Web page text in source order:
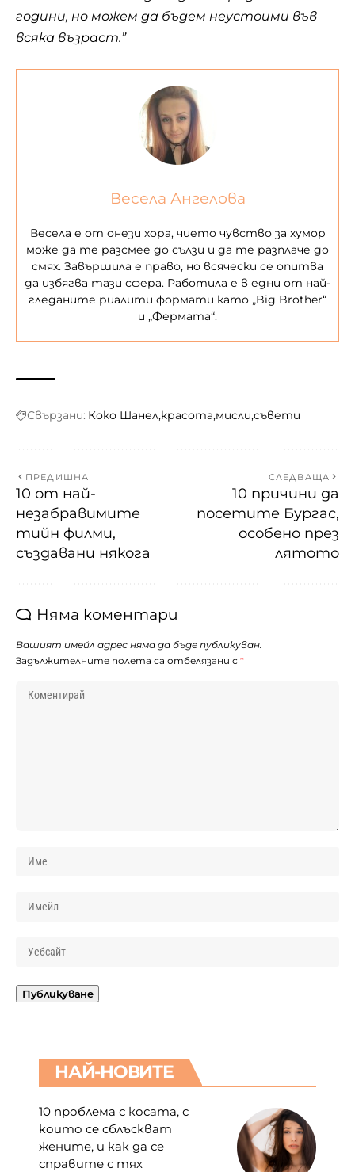
години, но можем да бъдем неустоими във
всяка възраст.”
Весела Ангелова
Весела е от онези хора, чието чувство за хумор
може да те разсмее до сълзи и да те разплаче до
смях. Завършила е право, но всячески се опитва
да избягва тази сфера. Работила е в едни от най-
гледаните риалити формати като „Big Brother“
и „Фермата“.
Свързани: Коко Шанел красота мисли съвети
ПРЕДИШНА
10 от най-
незабравимите
тийн филми,
създавани някога
СЛЕДВАЩА
10 причини да
посетите Бургас,
особено през
лятото
Няма коментари
Вашият имейл адрес няма да бъде публикуван.
Задължителните полета са отбелязани с *
НАЙ-НОВИТЕ
10 проблема с косата, с
които се сблъскват
жените, и как да се
справите с тях